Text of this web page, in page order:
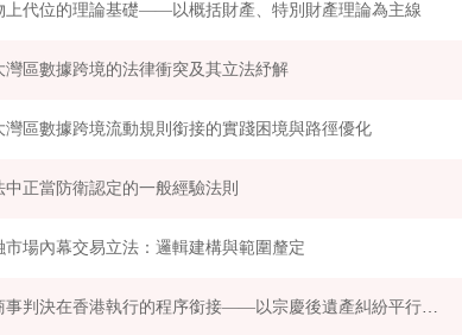
上代位的理論基礎——以概括財產、特別財產理論為主線
灣區數據跨境的法律衝突及其立法紓解
灣區數據跨境流動規則銜接的實踐困境與路徑優化
中正當防衛認定的一般經驗法則
市場內幕交易立法：邏輯建構與範圍釐定
內地民商事判決在香港執行的程序銜接——以宗慶後遺產糾紛平行程序為切入點